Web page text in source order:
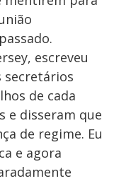
escreveu
secretários
de cada
e disseram que
de regime. Eu
e agora